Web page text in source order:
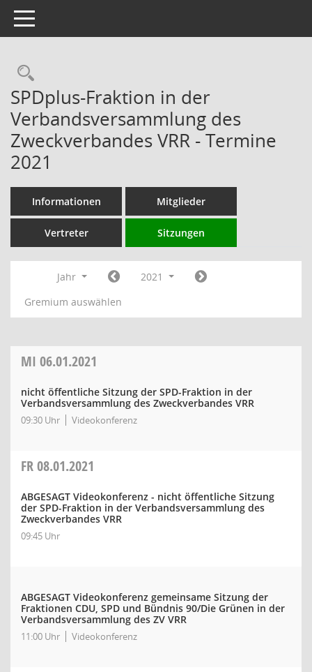
Toggle navigation
Rechercheauswahl
SPDplus-Fraktion in der
Verbandsversammlung des
Zweckverbandes VRR - Termine
2021
Informationen Mitglieder
Vertreter Sitzungen
Jahr
2021
Gremium auswählen
MI 06.01.2021
nicht öffentliche Sitzung der SPD-Fraktion in der
Verbandsversammlung des Zweckverbandes VRR
09:30 Uhr Videokonferenz
FR08.01.2021
ABGESAGT Videokonferenz - nicht öffentliche Sitzung
der SPD-Fraktion in der Verbandsversammlung des
Zweckverbandes VRR
09:45 Uhr
ABGESAGT Videokonferenz gemeinsame Sitzung der
Fraktionen CDU, SPD und Bündnis 90/Die Grünen in der
Verbandsversammlung des ZV VRR
11:00 Uhr Videokonferenz